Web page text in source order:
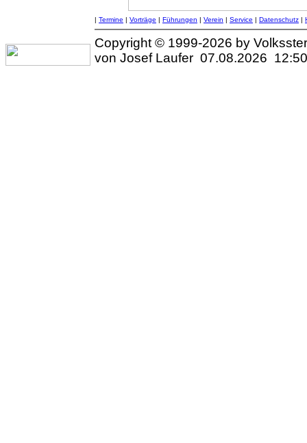
| Termine | Vorträge | Führungen | Verein | Service | Datenschutz |
Copyright © 1999-2026 by
von Josef Laufer 07.08.2026 12:50